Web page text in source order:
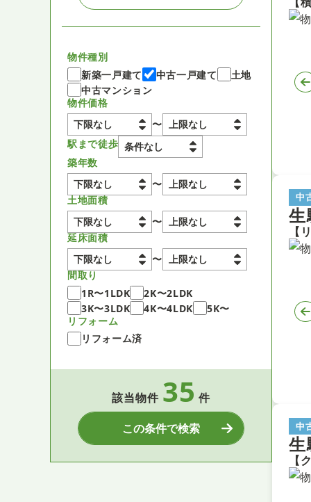
物件種別
新築一戸建て
中古一戸建て
土地
中古マンション
物件価格
〜
駅まで徒歩
築年数
〜
土地面積
〜
延床面積
〜
間取り
1R〜1LDK
2K〜2LDK
3K〜3LDK
4K〜4LDK
5K〜
リフォーム
リフォーム済
該当物件 35 件
この条件で検索
中
中